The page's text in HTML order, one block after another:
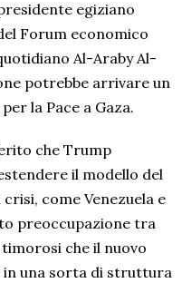
egiziano
Forum economico
Al-Araby Al-
potrebbe arrivare un
la Pace a Gaza.
che Trump
il modello del
come Venezuela e
preoccupazione tra
che il nuovo
una sorta di struttura